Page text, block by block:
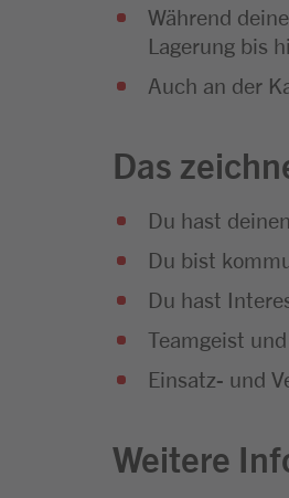
Während
Lagerung bis
Auch an der
Das
Du hast
Du bist
Du hast
Teamgeist
Einsatz- und
Weitere